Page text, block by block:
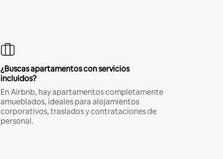
¿Buscas apartamentos con servicios
incluidos?
En Airbnb, hay apartamentos completamente
amueblados, ideales para alojamientos
corporativos, traslados y contrataciones de
personal.